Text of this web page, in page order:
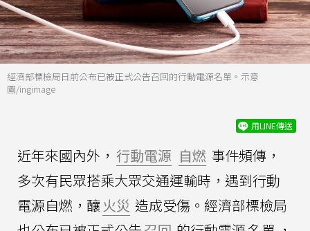
經濟部標檢局日前公布已被正式公告召回的行動電源名單。示意
圖/ingimage
用LINE傳送
近年來國內外， 行動電源 自燃 事件頻傳，
多次有民眾搭乘大眾交通運輸時，遇到行動
電源自燃，釀 火災 造成受傷。經濟部標檢局